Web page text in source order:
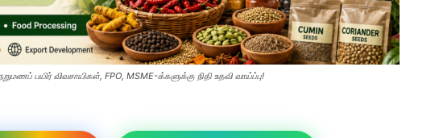
பயிர் விவசாயிகள், FPO, MSME-க்களுக்கு நிதி உதவி வாய்ப்பு!